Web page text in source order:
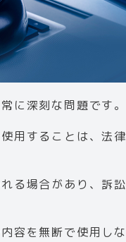
に深刻な問題です。
用することは、法律
る場合があり、訴訟
容を無断で使用しな